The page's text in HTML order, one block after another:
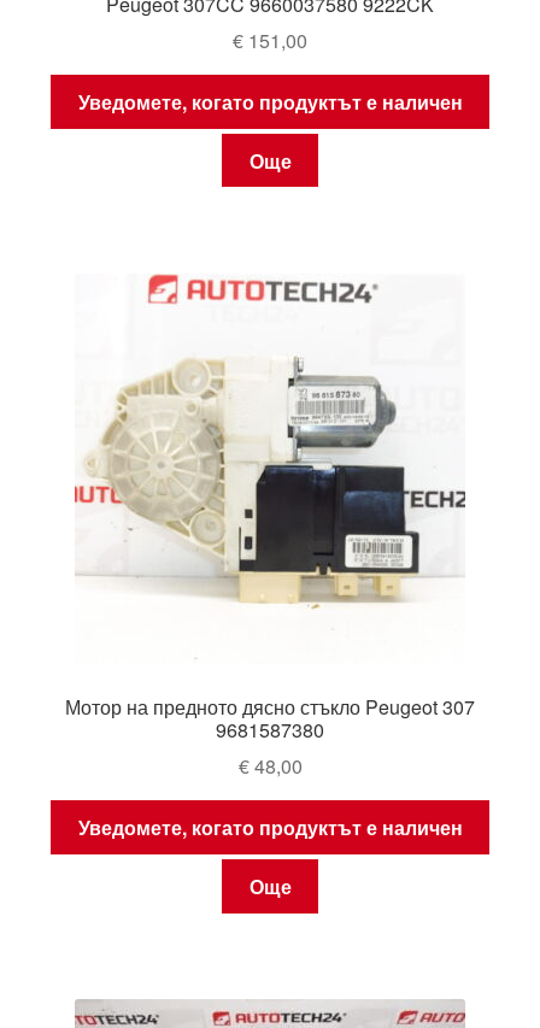
€ 151,00
Уведомете, когато продуктът е наличен
Още
Мотор на предното дясно стъкло Peugeot 307
9681587380
€48,00
Уведомете, когато продуктът е наличен
Още